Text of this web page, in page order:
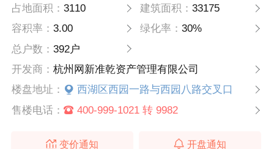
占地面积：3110 建筑面积： 33175
容积率：3.00 绿化率： 30%
总户数：392户
开发商：杭州网新准乾资产管理有限公司
楼盘地址：
西湖区西园一路与西园八路交叉口
售楼电话：
400-999-1021 转 9982
变价通知 开盘通知